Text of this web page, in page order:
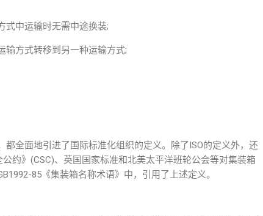
式中运输时无需中途换装;
输方式转移到另一种运输方式;
全面地引进了国际标准化组织的定义。除了ISO的定义外，还
约》(CSC)、英国国家标准和北美太平洋班轮公会等对集装箱
85《集装箱名称术语》中，引用了上述定义。